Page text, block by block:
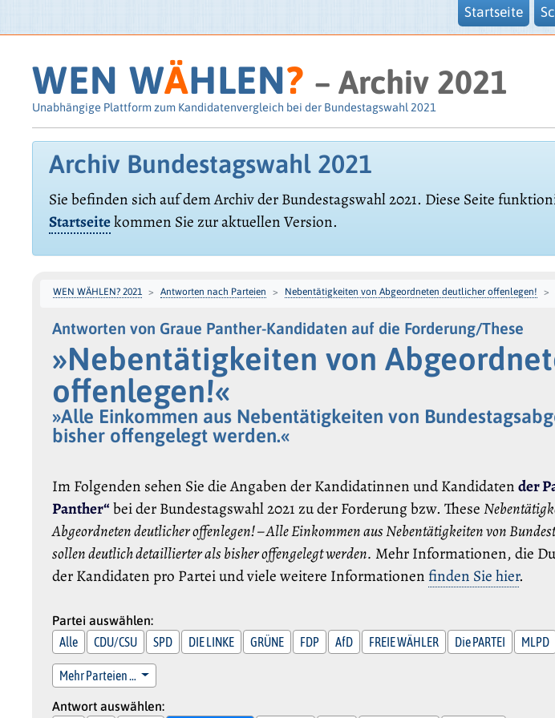
Startseite
WEN WÄHLEN? – Archiv 2021
Unabhängige Plattform zum Kandidatenvergleich bei der Bundestagswahl 2021
Archiv Bundestagswahl 2021
Sie befinden sich auf dem Archiv der Bundestagswahl 2021. Diese Seite
Startseitekommen Sie zur aktuellen Version.
WEN WÄHLEN? 2021 Antworten nach Parteien Nebentätigkeiten von Abgeordneten deutlicher offenlegen!
Antworten von Graue Panther-Kandidaten auf die Forderung/These
»Nebentätigkeiten von
offenlegen!«
»Alle Einkommen aus Nebentätigkeiten von
bisher offengelegt werden.«
Im Folgenden sehen Sie die Angaben der Kandidatinnen und Kandidatender
Panther“bei der Bundestagswahl 2021 zu der Forderung bzw. These
Abgeordneten deutlicher offenlegen! – Alle Einkommen aus Nebentätigkeiten von
sollen deutlich detaillierter als bisher offengelegt werden. Mehr Informationen, die
der Kandidaten pro Partei und viele weitere Informationen finden Sie hier.
Partei auswählen:
Alle
CDU/CSU SPD DIE LINKE GRÜNE FDP AfD FREIE WÄHLER Die PARTEI MLPD
Mehr Parteien …
Antwort auswählen: